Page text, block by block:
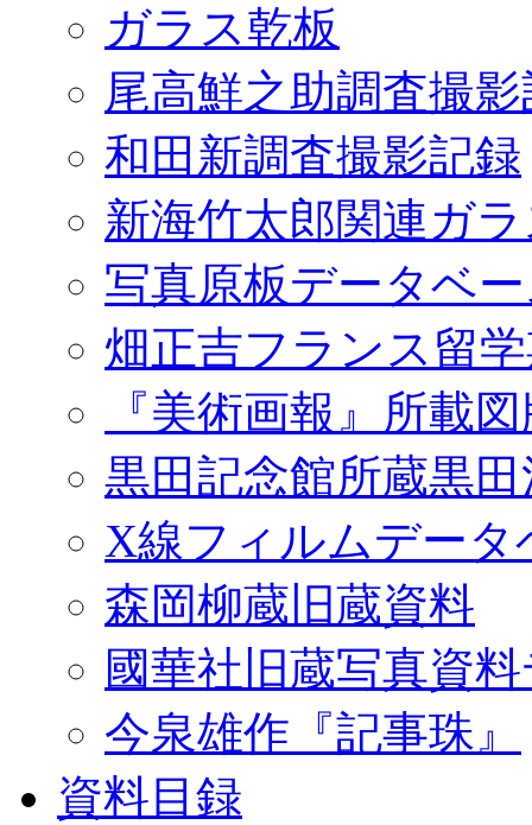
ガラス乾板
尾高鮮之助調査撮
和田新調査撮影記録
新海竹太郎関連ガ
写真原板データベ
畑正吉フランス留
『美術画報』所載
黒田記念館所蔵黒
X線フィルムデータ
森岡柳蔵旧蔵資料
國華社旧蔵写真資
今泉雄作『記事珠』
資料目録